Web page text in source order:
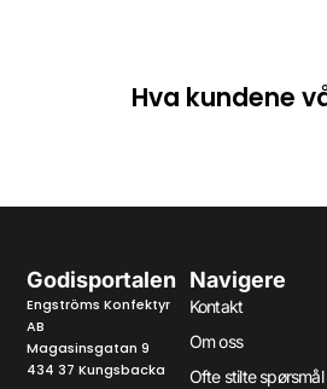
Hva kundene
Godisportalen
Engströms Konfektyr
AB
Magasinsgatan 9
434 37 Kungsbacka
Navigere
Kontakt
Om oss
Ofte stilte spørsmål